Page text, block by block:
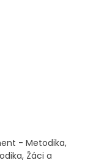
- Metodika
Žáci a